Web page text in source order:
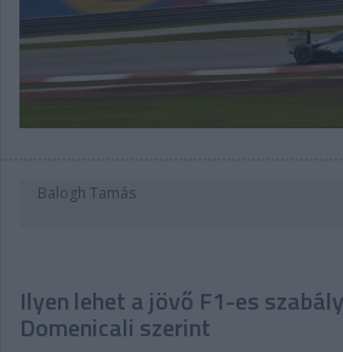
Balogh Tamás
Ilyen lehet a jövő F1-es
Domenicali szerint